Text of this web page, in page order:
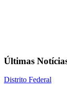
Últimas
Distrito Federal